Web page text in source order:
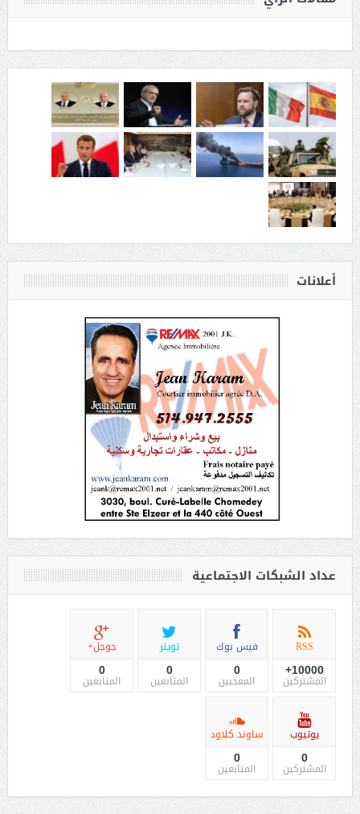
أعلانات
عداد الشبكات الاجتماعية
RSS
10000+
المشتركين
فيس بوك
0
المعجبين
تويتر
0
المتابعين
جوجل+
0
المتابعين
يوتيوب
0
المشتركين
ساوند كلاود
0
المتابعين